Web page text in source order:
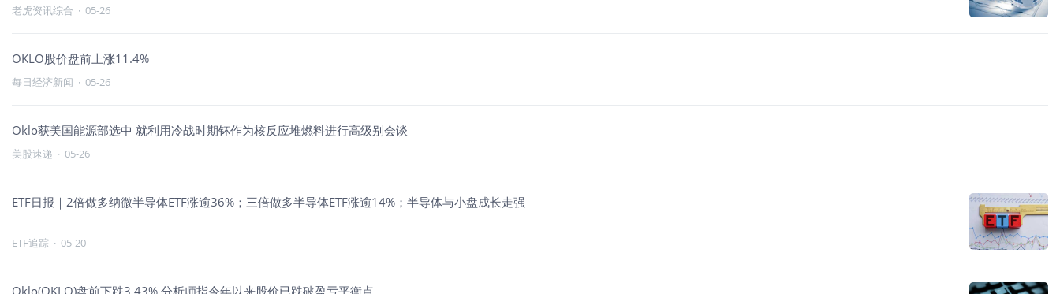
老虎资讯综合 · 05-26
OKLO股价盘前上涨11.4%
每日经济新闻 · 05-26
Oklo获美国能源部选中 就利用冷战时期钚作为核反应堆燃料进行高级别会谈
美股速递 · 05-26
ETF日报｜2倍做多纳微半导体ETF涨逾36%；三倍做多半导体ETF涨逾14%；半导体与小盘成长走强
ETF追踪 · 05-20
Oklo(OKLO)盘前下跌3.43% 分析师指今年以来股价已跌破盈亏平衡点